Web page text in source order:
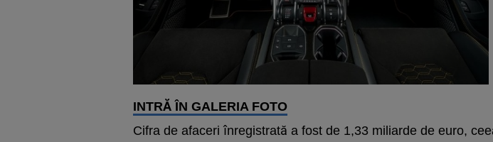
INTRĂ ÎN GALERIA FOTO
Cifra de afaceri înregistrată a fost de 1,33 miliarde de euro,